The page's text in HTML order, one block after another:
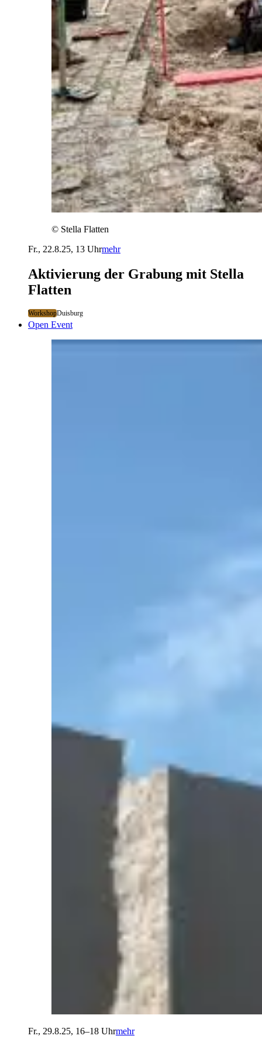
© Stella Flatten
Fr., 22.8.25, 13 Uhrmehr
Aktivierung der Grabung mit Stella
Flatten
WorkshopDuisburg
Open Event
Fr., 29.8.25, 16–18 Uhrmehr